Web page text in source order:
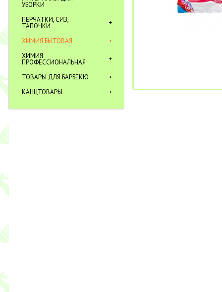
УБОРКИ
ПЕРЧАТКИ, СИЗ,
ТАПОЧКИ
ХИМИЯ БЫТОВАЯ
ХИМИЯ
ПРОФЕССИОНАЛЬНАЯ
ТОВАРЫ ДЛЯ БАРБЕКЮ
КАНЦТОВАРЫ